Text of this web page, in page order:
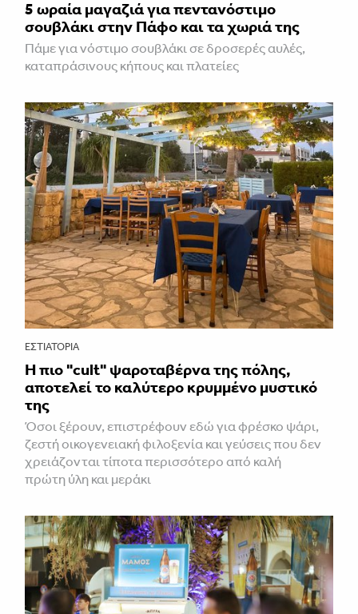
5 ωραία μαγαζιά για πεντανόστιμο
σουβλάκι στην Πάφο και τα χωριά της
Πάμε για νόστιμο σουβλάκι σε δροσερές αυλές,
καταπράσινους κήπους και πλατείες
ΕΣΤΙΑΤΌΡΙΑ
Η πιο "cult" ψαροταβέρνα της πόλης,
αποτελεί το καλύτερο κρυμμένο μυστικό
της
Όσοι ξέρουν, επιστρέφουν εδώ για φρέσκο ψάρι,
ζεστή οικογενειακή φιλοξενία και γεύσεις που δεν
χρειάζονται τίποτα περισσότερο από καλή
πρώτη ύλη και μεράκι